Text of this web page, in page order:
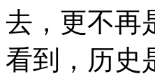
去，更不再
看到，历史